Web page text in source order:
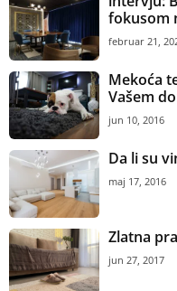
fokusom
februar 21,
Mekoća
Vašem
jun 10, 2016
Da li su
maj 17, 2016
Zlatna
jun 27, 2017